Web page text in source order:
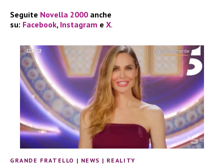
Seguite Novella 2000 anche
su: Facebook, Instagram e X.
GRANDE FRATELLO | NEWS | REALITY